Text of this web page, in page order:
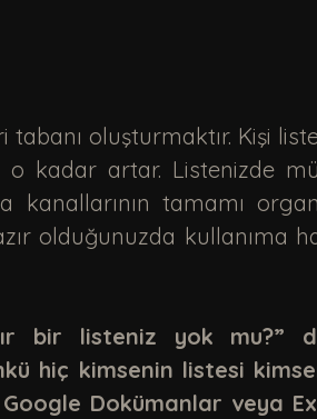
o kadar artar. Listenizde
kanallarının tamamı
olduğunuzda kullanıma
bir listeniz yok mu?”
hiç kimsenin listesi
Dokümanlar veya